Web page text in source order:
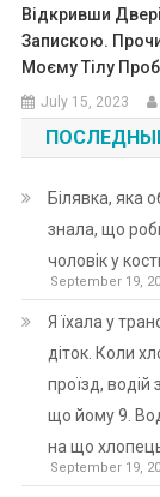
Відкривши
Запискою.
Моєму Тілу
July 15, 2023
Білявка, яка
знала, що
чоловік у
September 19,
Я їхала у
діток. Коли
проїзд, водій
що йому 9.
на що хлопець
September 19,